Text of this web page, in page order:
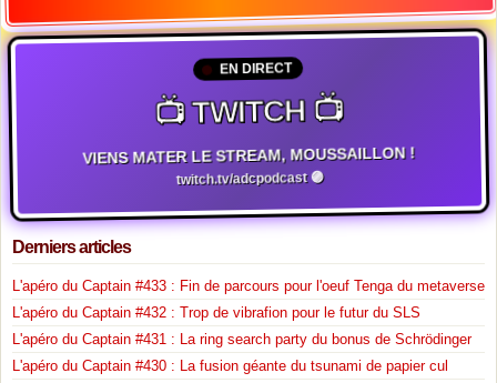
EN DIRECT
📺 TWITCH 📺
VIENS MATER LE STREAM, MOUSSAILLON !
twitch.tv/adcpodcast 🟣
Derniers articles
L'apéro du Captain #433 : Fin de parcours pour l'oeuf Tenga du metaverse
L'apéro du Captain #432 : Trop de vibrafion pour le futur du SLS
L'apéro du Captain #431 : La ring search party du bonus de Schrödinger
L'apéro du Captain #430 : La fusion géante du tsunami de papier cul